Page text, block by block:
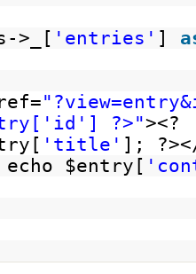
->_[ 'entries' ]
?>"><?
[ 'title' ];
echo $entry [